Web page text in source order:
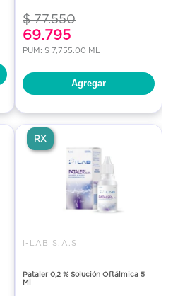
$ 77.550
69.795
PUM: $ 7,755.00 ML
Agregar
I-LAB S.A.S
Pataler 0,2 % Solución Oftálmica 5
Ml
RX